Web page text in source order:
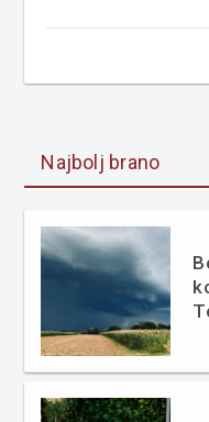
Najbolj brano